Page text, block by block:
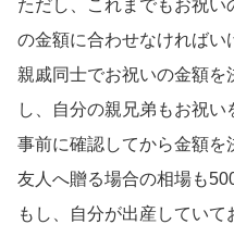
ただし、これまでもお祝
の金額に合わせなければい
親戚同士でお祝いの金額
し、自分の親兄弟もお祝い
事前に確認してから金額を
友人へ贈る場合の相場も
もし、自分が出産してい